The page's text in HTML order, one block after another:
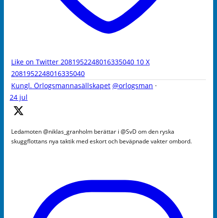
Like on Twitter 2081952248016335040 10 X
2081952248016335040
Kungl. Örlogsmannasällskapet @orlogsman ·
24 jul
Ledamoten @niklas_granholm berättar i @SvD om den ryska
skuggflottans nya taktik med eskort och beväpnade vakter ombord.